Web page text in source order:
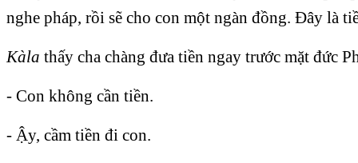
nghe pháp, rồi sẽ cho con một ngàn đồng. Ðây là
Kàla thấy cha chàng đưa tiền ngay trước mặt đức
- Con không cần tiền.
- Ậy, cầm tiền đi con.